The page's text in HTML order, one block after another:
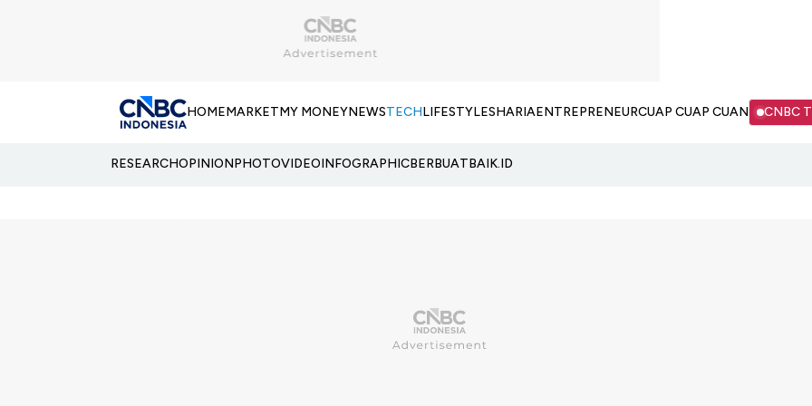
HOMEMARKETMY MONEYNEWSTECHLIFESTYLESHARIAENTREPRENEURCUAP CUAP CUAN CNBC
RESEARCHOPINIONPHOTOVIDEOINFOGRAPHICBERBUATBAIK.ID